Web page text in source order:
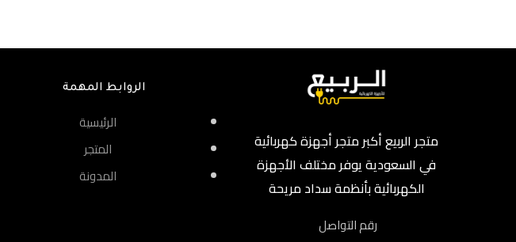
متجر الربيع أكبر متجر أجهزة كهربائية
في السعودية يوفر مختلف الأجهزة
الكهربائية بأنظمة سداد مريحة
رقم التواصل
الروابط المهمة
الرئيسية
المتجر
المدونة